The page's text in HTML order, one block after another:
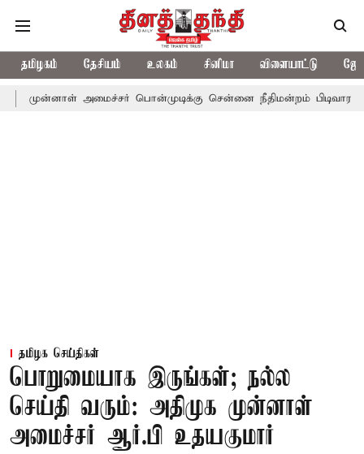
தமிழகம் தேசியம் உலகம் சினிமா விளையாட்டு
அமைச்சர் பொன்முடிக்கு சென்னை நீதிமன்றம் பிடிவாராண்ட்
தமிழக செய்திகள்
பொறுமையாக இருங்கள்; நல்ல
செய்தி வரும்: அதிமுக முன்னாள்
அமைச்சர் ஆர்.பி உதயகுமார்